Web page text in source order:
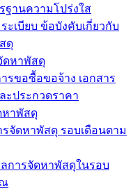
ฐานความโปร่งใส
ะเบียบ ข้อบังคับเกี่ยวกับ
ดุ
ดหาพัสดุ
รขอซื้อขอจ้าง เอกสาร
ะประกวดราคา
หาพัสดุ
รจัดหาพัสดุ รอบเดือนตาม
ลการจัดหาพัสดุในรอบ